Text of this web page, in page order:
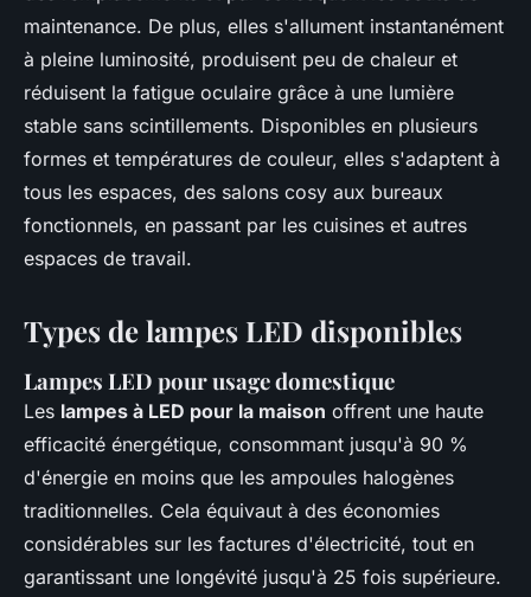
maintenance. De plus, elles s'allument instantanément
à pleine luminosité, produisent peu de chaleur et
réduisent la fatigue oculaire grâce à une lumière
stable sans scintillements. Disponibles en plusieurs
formes et températures de couleur, elles s'adaptent à
tous les espaces, des salons cosy aux bureaux
fonctionnels, en passant par les cuisines et autres
espaces de travail.
Types de lampes LED disponibles
Lampes LED pour usage domestique
Les lampes à LED pour la maison offrent une haute
efficacité énergétique, consommant jusqu'à 90 %
d'énergie en moins que les ampoules halogènes
traditionnelles. Cela équivaut à des économies
considérables sur les factures d'électricité, tout en
garantissant une longévité jusqu'à 25 fois supérieure.